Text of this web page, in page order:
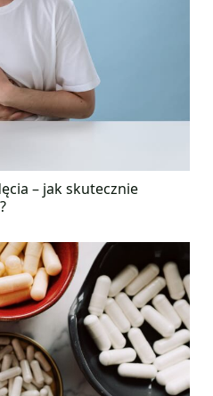
– jak skutecznie